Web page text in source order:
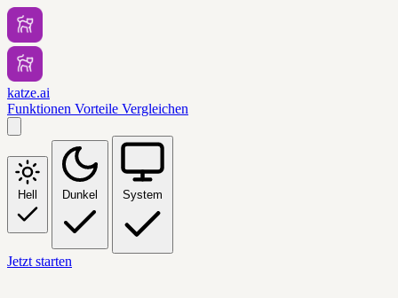
katze.ai
Funktionen Vorteile Vergleichen
Hell Dunkel System
Jetzt starten